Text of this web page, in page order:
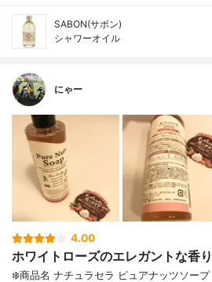
SABON(サボン)
シャワーオイル
にゃー
4.00
ホワイトローズのエレガントな香り
❄️商品名 ナチュラセラ ピュアナッツソー